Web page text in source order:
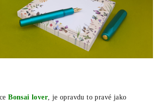
Bonsai lover, je opravdu to pravé jako